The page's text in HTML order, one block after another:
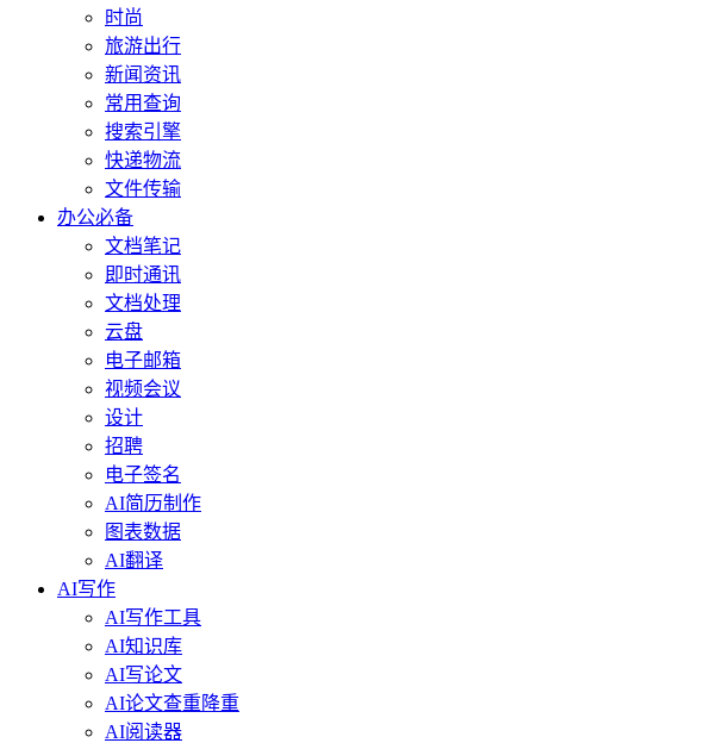
时尚
旅游出行
新闻资讯
常用查询
搜索引擎
快递物流
文件传输
办公必备
文档笔记
即时通讯
文档处理
云盘
电子邮箱
视频会议
设计
招聘
电子签名
AI简历制作
图表数据
AI翻译
AI写作
AI写作工具
AI知识库
AI写论文
AI论文查重降重
AI阅读器